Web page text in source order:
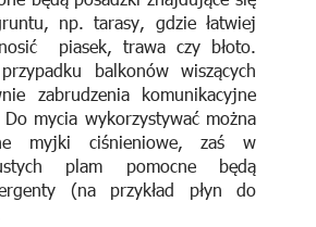
np. tarasy, gdzie łatwiej
piasek, trawa czy błoto.
balkonów wiszących
zabrudzenia komunikacyjne
mycia wykorzystywać można
myjki ciśnieniowe, zaś w
plam pomocne będą
(na przykład płyn do